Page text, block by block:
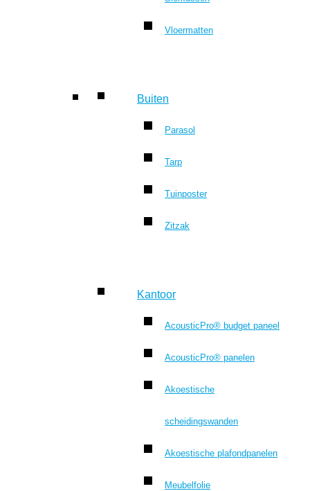
Vloermatten
Buiten
Parasol
Tarp
Tuinposter
Zitzak
Kantoor
AcousticPro® budget paneel
AcousticPro® panelen
Akoestische
scheidingswanden
Akoestische plafondpanelen
Meubelfolie